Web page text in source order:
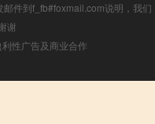
件到f_fb#foxmail.com说明，我们
谢
性广告及商业合作